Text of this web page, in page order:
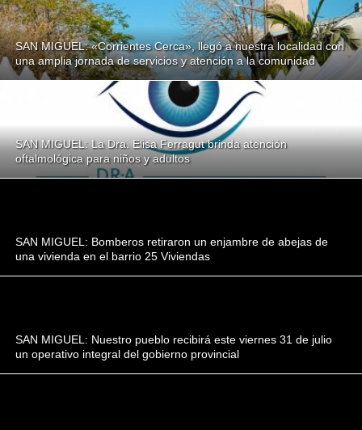
SAN MIGUEL: «Corrientes Cerca», llegó a nuestra localidad con
una amplia jornada de servicios y atención a la comunidad
SAN MIGUEL: La Dra. Elisa Ferragut brinda atención
oftalmológica para niños y adultos
SAN MIGUEL: Bomberos retiraron un enjambre de abejas de
una vivienda en el barrio 25 Viviendas
SAN MIGUEL: Nuestro pueblo recibirá este viernes 31 de julio
un operativo integral del gobierno provincial